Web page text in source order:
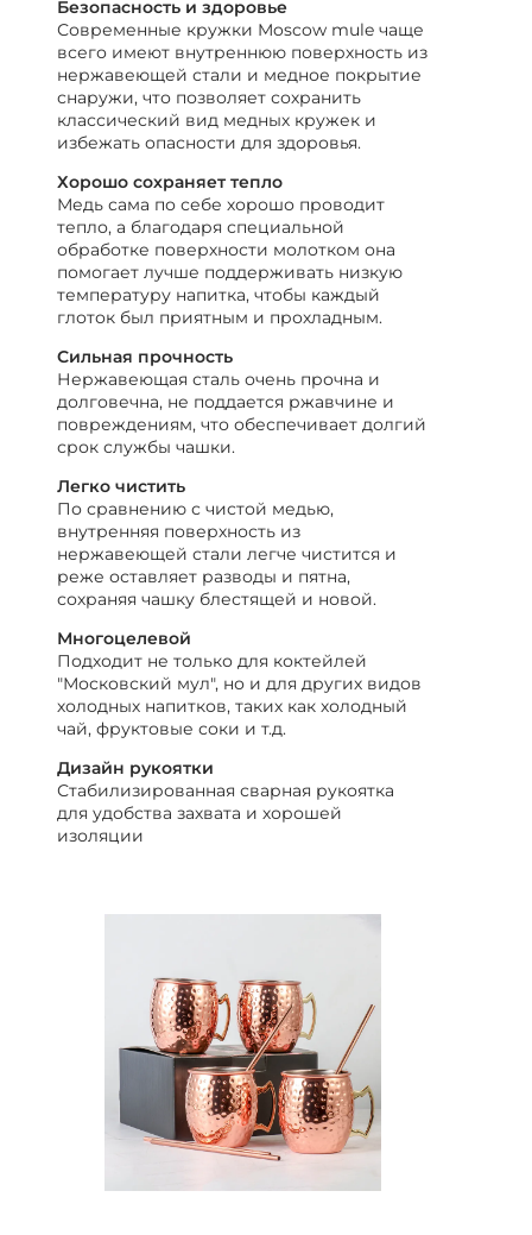
Безопасность и здоровье
Современные кружки Moscow mule чаще
всего имеют внутреннюю поверхность из
нержавеющей стали и медное покрытие
снаружи, что позволяет сохранить
классический вид медных кружек и
избежать опасности для здоровья.
Хорошо сохраняет тепло
Медь сама по себе хорошо проводит
тепло, а благодаря специальной
обработке поверхности молотком она
помогает лучше поддерживать низкую
температуру напитка, чтобы каждый
глоток был приятным и прохладным.
Сильная прочность
Нержавеющая сталь очень прочна и
долговечна, не поддается ржавчине и
повреждениям, что обеспечивает долгий
срок службы чашки.
Легко чистить
По сравнению с чистой медью,
внутренняя поверхность из
нержавеющей стали легче чистится и
реже оставляет разводы и пятна,
сохраняя чашку блестящей и новой.
Многоцелевой
Подходит не только для коктейлей
"Московский мул", но и для других видов
холодных напитков, таких как холодный
чай, фруктовые соки и т.д.
Дизайн рукоятки
Стабилизированная сварная рукоятка
для удобства захвата и хорошей
изоляции